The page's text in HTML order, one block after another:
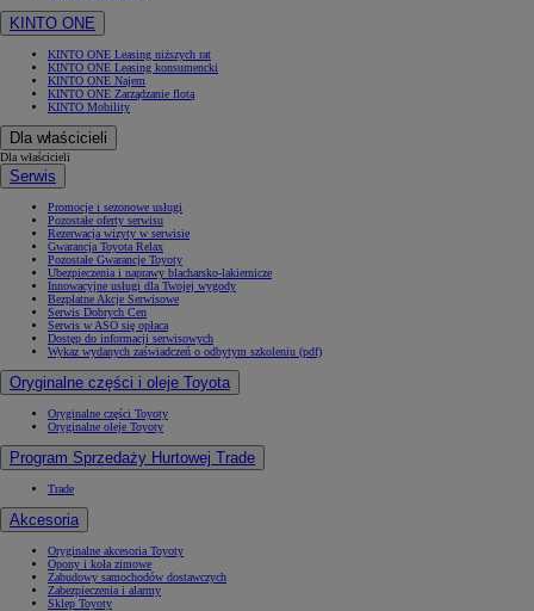
KINTO ONE
KINTO ONE Leasing niższych rat
KINTO ONE Leasing konsumencki
KINTO ONE Najem
KINTO ONE Zarządzanie flotą
KINTO Mobility
Dla właścicieli
Dla właścicieli
Serwis
Promocje i sezonowe usługi
Pozostałe oferty serwisu
Rezerwacja wizyty w serwisie
Gwarancja Toyota Relax
Pozostałe Gwarancje Toyoty
Ubezpieczenia i naprawy blacharsko-lakiernicze
Innowacyjne usługi dla Twojej wygody
Bezpłatne Akcje Serwisowe
Serwis Dobrych Cen
Serwis w ASO się opłaca
Dostęp do informacji serwisowych
Wykaz wydanych zaświadczeń o odbytym szkoleniu (pdf)
Oryginalne części i oleje Toyota
Oryginalne części Toyoty
Oryginalne oleje Toyoty
Program Sprzedaży Hurtowej Trade
Trade
Akcesoria
Oryginalne akcesoria Toyoty
Opony i koła zimowe
Zabudowy samochodów dostawczych
Zabezpieczenia i alarmy
Sklep Toyoty